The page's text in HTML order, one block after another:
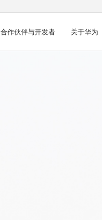
合作伙伴与开发者 关于华为